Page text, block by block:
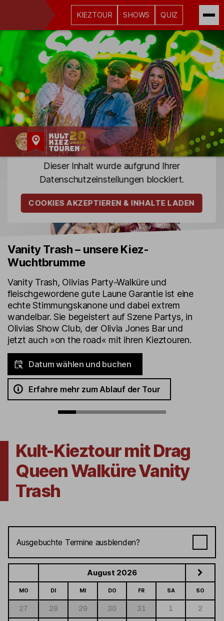
KIEZTOUR SHOWS QUIZ
Kult-
Kieztouren
Hamburg
Dieser Inhalt wurde aufgrund Ihrer
Datenschutz­einstellungen blockiert.
COOKIES AKZEPTIEREN & INHALTE LADEN
Vanity Trash – unsere Kiez-
Wuchtbrumme
Vanity Trash, Olivias Party-Walküre und
fleischgewordene gute Laune Garantie ist eine
echte Stimmungskanone und dabei extrem
wandelbar. Sie begeistert auf Szene Partys, in
Olivias Show Club, der Olivia Jones Bar und
jetzt auch »on the road« mit ihren Kieztouren.
Datum wählen und buchen
Erfahre mehr zum Ablauf der Tour
Kult-Kieztour mit Drag
Queen Walküre Vanity
Trash
August 2026
MO DI MI DO FR SA SO
27 28 29 30 31 1
2
Ausgebuchte Termine ausblenden?